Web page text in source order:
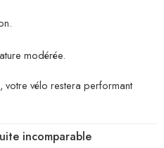
modérée.
vélo restera performant
incomparable